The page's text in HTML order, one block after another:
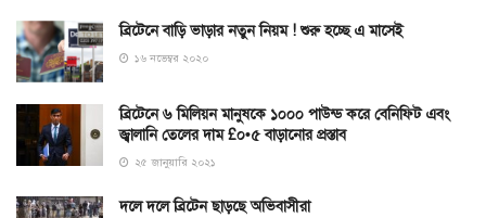
ব্রিটেনে বাড়ি ভাড়ার নতুন নিয়ম ! শুরু হচ্ছে এ মাসেই
১৬ নভেম্বর ২০২০
ব্রিটেনে ৬ মিলিয়ন মানুষকে ১০০০ পাউন্ড করে বেনিফিট এবং
জ্বালানি তেলের দাম £০•৫ বাড়ানোর প্রস্তাব
২৫ জানুয়ারি ২০২১
দলে দলে ব্রিটেন ছাড়ছে অভিবাসীরা